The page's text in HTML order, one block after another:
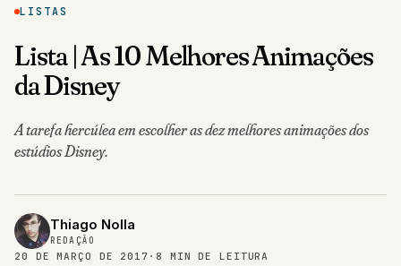
LISTAS
Lista | As 10 Melhores Animações
da Disney
A tarefa hercúlea em escolher as dez melhores animações dos
estúdios Disney.
Thiago Nolla
REDAÇÃO
20 DE MARÇO DE 2017 · 8 MIN DE LEITURA